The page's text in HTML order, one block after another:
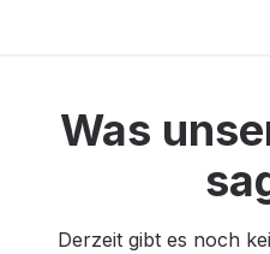
Was
Derzeit gibt es noch